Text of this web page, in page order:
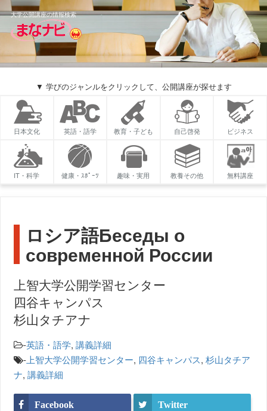
大学公開講座の情報検索
▼ 学びのジャンルをクリックして、公開講座が探せます
日本文化 英語・語学 教育・子ども 自己啓発 ビジネス
IT・科学 健康・ｽﾎﾟｰﾂ 趣味・実用 教養その他 無料講座
ロシア語Беседы о
современной России
上智大学公開学習センター
四谷キャンパス
杉山タチアナ
-英語・語学,講義詳細
- 上智大学公開学習センター, 四谷キャンパス,杉山タチア
ナ,講義詳細
Facebook Twitter